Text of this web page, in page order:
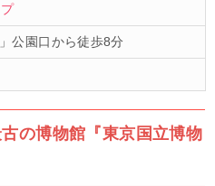
公園口から徒歩8分
の博物館『東京国立博物